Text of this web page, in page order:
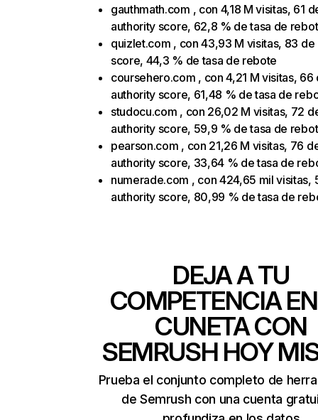
gauthmath.com , con 4,18 M visitas, 61
authority score, 62,8 % de tasa de
quizlet.com , con 43,93 M visitas, 83 de
score, 44,3 % de tasa de rebote
coursehero.com , con 4,21 M visitas, 66
authority score, 61,48 % de tasa de
studocu.com , con 26,02 M visitas, 72
authority score, 59,9 % de tasa de
pearson.com , con 21,26 M visitas, 76
authority score, 33,64 % de tasa de
numerade.com , con 424,65 mil visitas,
authority score, 80,99 % de tasa de
DEJA A TU
COMPETENCIA
CUNETA CON
SEMRUSH HOY
Prueba el conjunto completo de
de Semrush con una cuenta